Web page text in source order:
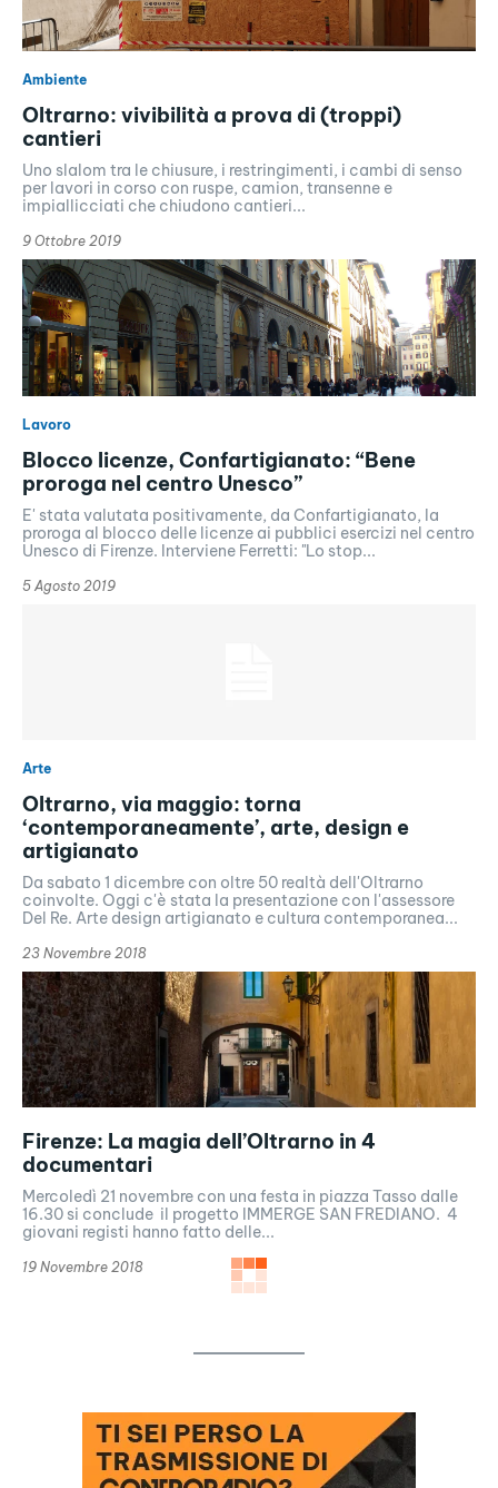
Ambiente
Oltrarno: vivibilità a prova di (troppi)
cantieri
Uno slalom tra le chiusure, i restringimenti, i cambi di senso
per lavori in corso con ruspe, camion, transenne e
impiallicciati che chiudono cantieri...
9 Ottobre 2019
Lavoro
Blocco licenze, Confartigianato: “Bene
proroga nel centro Unesco”
E' stata valutata positivamente, da Confartigianato, la
proroga al blocco delle licenze ai pubblici esercizi nel centro
Unesco di Firenze. Interviene Ferretti: "Lo stop...
5 Agosto 2019
Arte
Oltrarno, via maggio: torna
‘contemporaneamente’, arte, design e
artigianato
Da sabato 1 dicembre con oltre 50 realtà dell'Oltrarno
coinvolte. Oggi c'è stata la presentazione con l'assessore
Del Re. Arte design artigianato e cultura contemporanea...
23 Novembre 2018
Firenze: La magia dell’Oltrarno in 4
documentari
Mercoledì 21 novembre con una festa in piazza Tasso dalle
16.30 si conclude il progetto IMMERGE SAN FREDIANO. 4
giovani registi hanno fatto delle...
19 Novembre 2018